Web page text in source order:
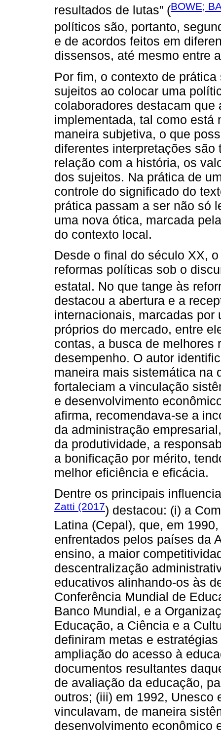
resultados de lutas” (BOWE;
políticos são, portanto,
e de acordos feitos em
dissensos, até mesmo entre
Por fim, o contexto de
sujeitos ao colocar uma
colaboradores destacam
implementada, tal como está
maneira subjetiva, o que
diferentes interpretações
relação com a história, os
dos sujeitos. Na prática de
controle do significado do
prática passam a ser não só
uma nova ótica, marcada
do contexto local.
Desde o final do século XX,
reformas políticas sob o
estatal. No que tange às
destacou a abertura e a
internacionais, marcadas
próprios do mercado, entre
contas, a busca de melhores
desempenho. O autor
maneira mais sistemática na
fortaleciam a vinculação
e desenvolvimento
afirma, recomendava-se a
da administração
da produtividade, a
a bonificação por mérito,
melhor eficiência e eficácia.
Dentre os principais
Zatti (2017) destacou: (i) a
Latina (Cepal), que, em
enfrentados pelos países da
ensino, a maior
descentralização
educativos alinhando-os às
Conferência Mundial de
Banco Mundial, e a
Educação, a Ciência e a
definiram metas e
ampliação do acesso à
documentos resultantes
de avaliação da educação,
outros; (iii) em 1992, Unesco
vinculavam, de maneira
desenvolvimento econômico